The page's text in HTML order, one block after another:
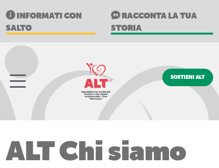
INFORMATI CON
SALTO
RACCONTA LA TUA
STORIA
SOSTIENI ALT
ALT Chi siamo